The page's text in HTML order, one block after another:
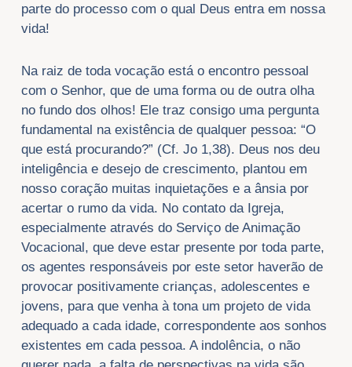
parte do processo com o qual Deus entra em nossa
vida!
Na raiz de toda vocação está o encontro pessoal
com o Senhor, que de uma forma ou de outra olha
no fundo dos olhos! Ele traz consigo uma pergunta
fundamental na existência de qualquer pessoa: “O
que está procurando?” (Cf. Jo 1,38). Deus nos deu
inteligência e desejo de crescimento, plantou em
nosso coração muitas inquietações e a ânsia por
acertar o rumo da vida. No contato da Igreja,
especialmente através do Serviço de Animação
Vocacional, que deve estar presente por toda parte,
os agentes responsáveis por este setor haverão de
provocar positivamente crianças, adolescentes e
jovens, para que venha à tona um projeto de vida
adequado a cada idade, correspondente aos sonhos
existentes em cada pessoa. A indolência, o não